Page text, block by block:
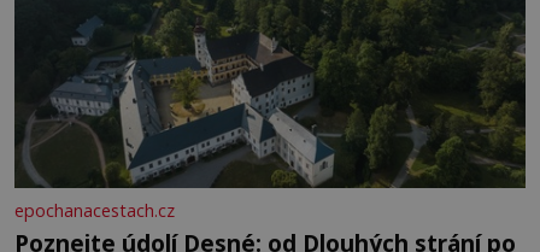
epochanacestach.cz
Poznejte údolí Desné: od Dlouhých strání po